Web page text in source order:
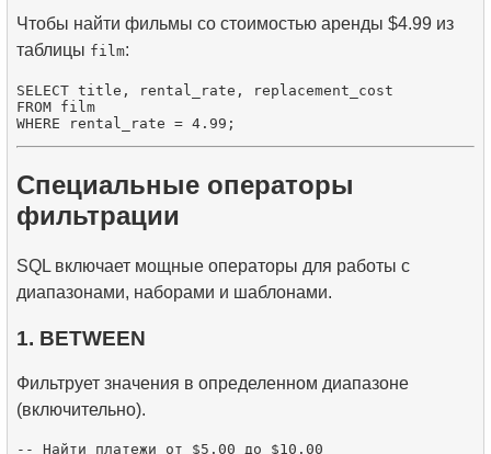
Чтобы найти фильмы со стоимостью аренды $4.99 из
таблицы film:
SELECT title, rental_rate, replacement_cost
FROM film
Специальные операторы
фильтрации
SQL включает мощные операторы для работы с
диапазонами, наборами и шаблонами.
1. BETWEEN
Фильтрует значения в определенном диапазоне
(включительно).
-- Найти платежи от $5.00 до $10.00